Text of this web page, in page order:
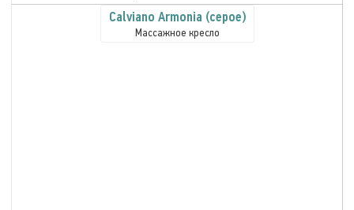
Calviano Armonia (серое)
Массажное кресло